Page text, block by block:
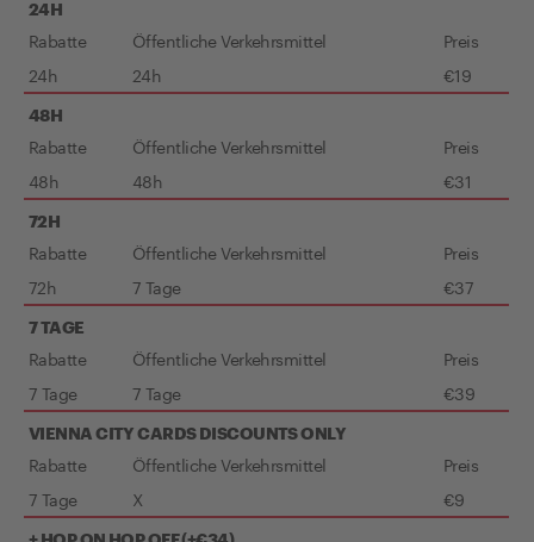
24H
Rabatte Öffentliche Verkehrsmittel
Preis
24h
24h €19
48H
Rabatte Öffentliche Verkehrsmittel
Preis
48h
48h €31
72H
Rabatte Öffentliche Verkehrsmittel
Preis
72h
7 Tage €37
7 TAGE
Rabatte Öffentliche Verkehrsmittel
Preis
7 Tage
7 Tage €39
VIENNA CITY CARDS DISCOUNTS ONLY
Rabatte Öffentliche Verkehrsmittel
Preis
7 Tage
X €9